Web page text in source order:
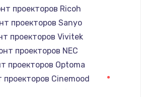
датчика
480 руб.
Заказать
кнопки
450 руб.
проекторов Ricoh
проекторов Sanyo
проекторов Vivitek
проекторов NEC
проекторов Optoma
проекторов Cinemood